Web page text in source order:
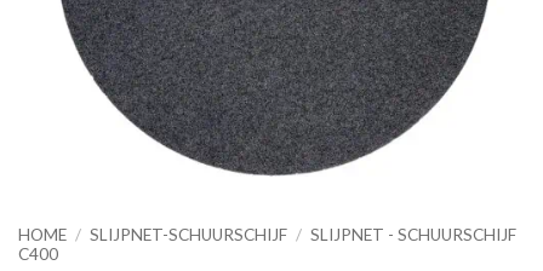
HOME / SLIJPNET-SCHUURSCHIJF / SLIJPNET - SCHUURSCHIJF
C400